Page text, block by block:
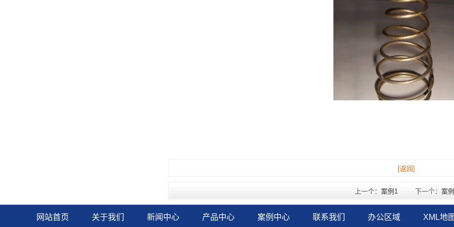
[返回]
上一个： 案例1 下一个： 案
网站首页 关于我们 新闻中心 产品中心 案例中心 联系我们 办公区域 XML地